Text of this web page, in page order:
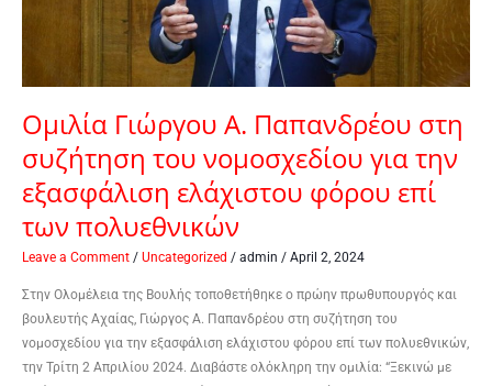
Ομιλία Γιώργου Α. Παπανδρέου στη
συζήτηση του νομοσχεδίου για την
εξασφάλιση ελάχιστου φόρου επί
των πολυεθνικών
Leave a Comment / Uncategorized / admin / April 2, 2024
Στην Ολομέλεια της Βουλής τοποθετήθηκε ο πρώην πρωθυπουργός και
βουλευτής Αχαίας, Γιώργος Α. Παπανδρέου στη συζήτηση του
νομοσχεδίου για την εξασφάλιση ελάχιστου φόρου επί των πολυεθνικών,
την Τρίτη 2 Απριλίου 2024. Διαβάστε ολόκληρη την ομιλία: “Ξεκινώ με
φόρου
των
πολυεθνικών